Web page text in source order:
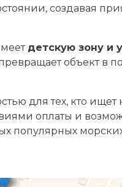
создавая
детскую зону и
превращает объект в
для тех, кто ищет
оплаты и
популярных